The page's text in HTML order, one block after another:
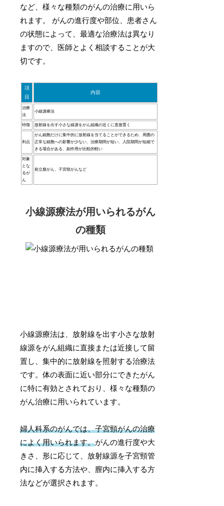
など、様々な種類のがんの治療に用いら
れます。 がんの進行度や部位、患者さん
の状態によって、最適な治療法は異なり
ますので、医師とよく相談することが大
切です。
項
目
内容
治療
法
小線源療法
特徴 放射線を出す小さな線源をがん組織の近くに直接置く
利点
がん細胞だけに集中的に放射線を当てることができるため、周囲の
正常な細胞への影響が少ない、治療期間が短い、入院期間が短縮で
きる場合がある、副作用が比較的軽い
対象
とな
るが
ん
前立腺がん、子宮頸がんなど
小線源療法が用いられるがん
の種類
小線源療法は、放射線を出す小さな放射
線源をがん組織に直接または近接して留
置し、集中的に放射線を照射する治療法
です。体の表面に近い部分にできたがん
に特に有効とされており、様々な種類の
がん治療に用いられています。
婦人科系のがんでは、子宮頸がんの治療
によく用いられます。がんの進行度や大
きさ、形に応じて、放射線源を子宮頸管
内に挿入する方法や、膣内に挿入する方
法などが選択されます。